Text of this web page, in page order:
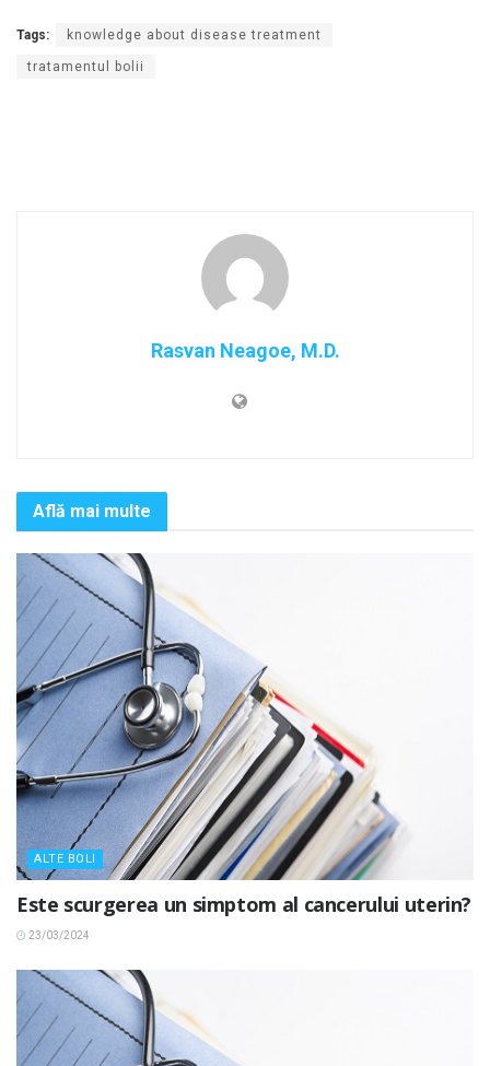
Tags: knowledge about disease treatment
tratamentul bolii
Rasvan Neagoe, M.D.
Află mai multe
ALTE BOLI
Este scurgerea un simptom al cancerului uterin?
23/03/2024